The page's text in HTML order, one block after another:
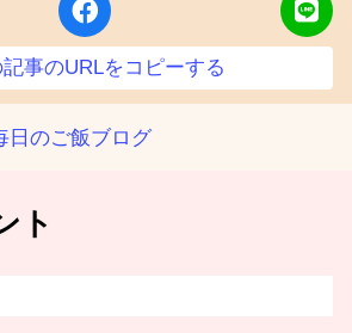
事のURLをコピーする
日のご飯ブログ
ト